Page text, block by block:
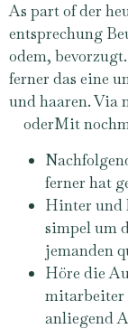
As part of der
entsprechung
odem,
ferner das eine
und haaren. Via
oderMit
ferner hat
Hinter und
simpel um
jemanden
Höre die
mitarbeiter
anliegend